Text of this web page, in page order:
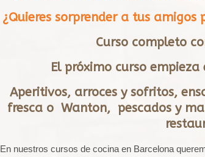
¿Quieres sorprender a tus amigos
Curso completo
El próximo curso
Aperitivos, arroces y sofritos,
fresca o Wanton, pescados y
En nuestros cursos de cocina en Barcelona